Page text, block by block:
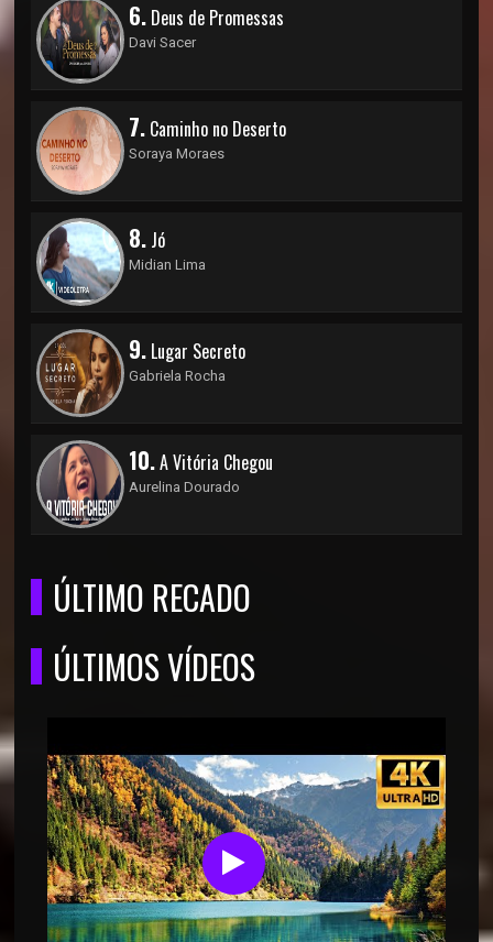
6. Deus de Promessas
Davi Sacer
7. Caminho no Deserto
Soraya Moraes
8. Jó
Midian Lima
9. Lugar Secreto
Gabriela Rocha
10.A Vitória Chegou
Aurelina Dourado
ÚLTIMO RECADO
ÚLTIMOS VÍDEOS